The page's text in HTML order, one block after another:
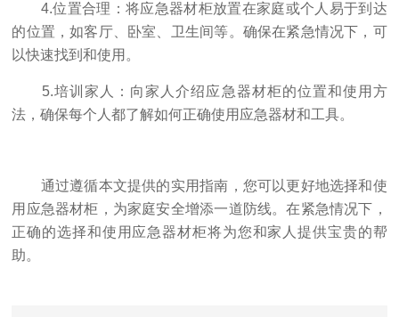
4.位置合理：将应急器材柜放置在家庭或个人易于到达
的位置，如客厅、卧室、卫生间等。确保在紧急情况下，可
以快速找到和使用。
5.培训家人：向家人介绍应急器材柜的位置和使用方
法，确保每个人都了解如何正确使用应急器材和工具。
通过遵循本文提供的实用指南，您可以更好地选择和使
用应急器材柜，为家庭安全增添一道防线。在紧急情况下，
正确的选择和使用应急器材柜将为您和家人提供宝贵的帮
助。